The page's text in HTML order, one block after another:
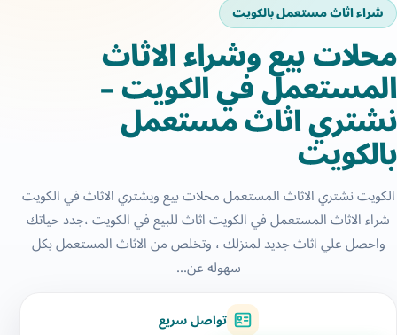
شراء اثاث مستعمل بالكويت
محلات بيع وشراء الاثاث
المستعمل في الكويت –
نشتري اثاث مستعمل
بالكويت
الكويت نشتري الاثاث المستعمل محلات بيع ويشتري الاثاث في الكويت
شراء الاثاث المستعمل في الكويت اثاث للبيع في الكويت ،جدد حياتك
واحصل علي اثاث جديد لمنزلك ، وتخلص من الاثاث المستعمل بكل
سهوله عن...
تواصل سريع